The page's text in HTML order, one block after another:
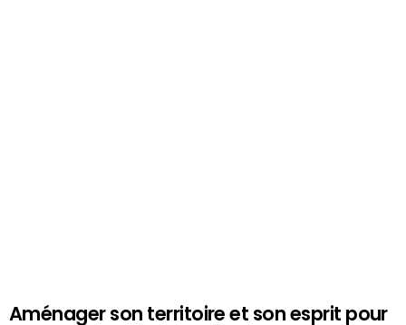
Aménager son territoire et son esprit pour